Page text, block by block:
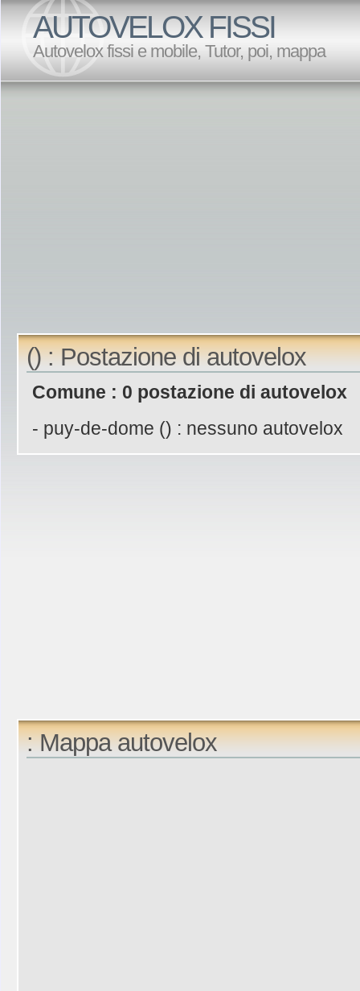
AUTOVELOX FISSI
Autovelox fissi e mobile, Tutor, poi, mappa
() : Postazione di autovelox
Comune : 0 postazione di autovelox
- puy-de-dome () : nessuno autovelox
: Mappa autovelox